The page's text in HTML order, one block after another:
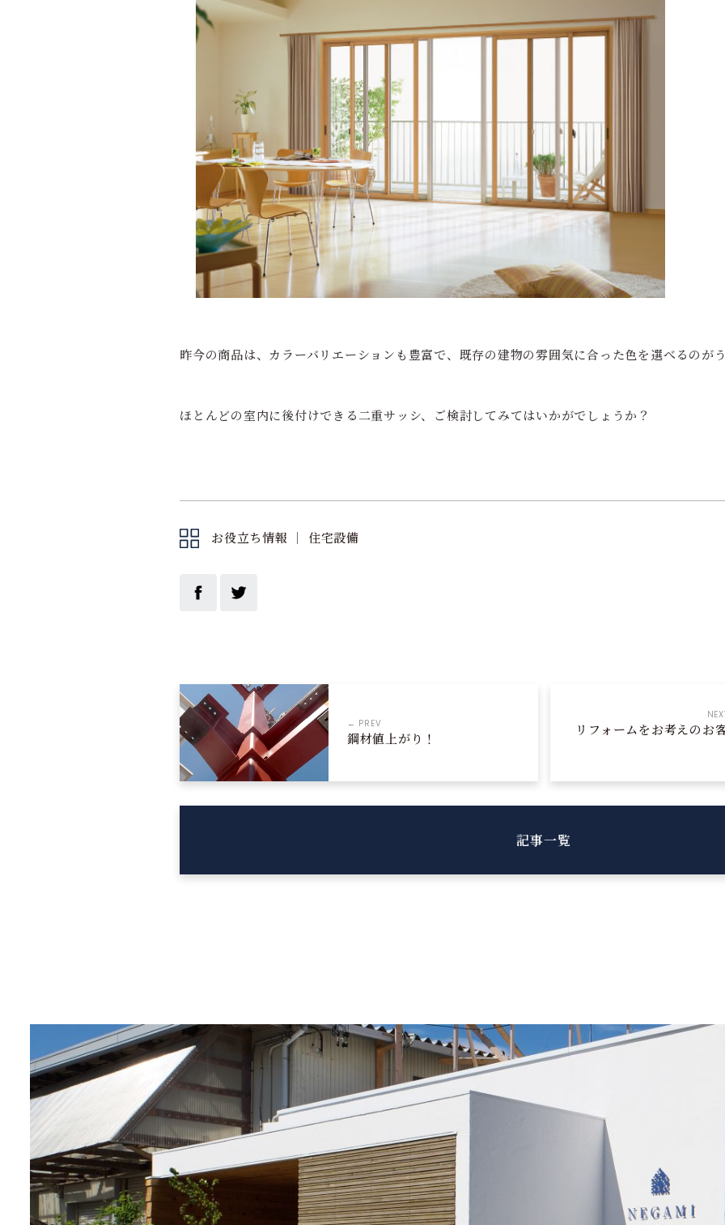
昨今の商品は、カラーバリエーションも豊富で、既存の建物の雰囲気に合った色を選べるのが
ほとんどの室内に後付けできる二重サッシ、ご検討してみてはいかがでしょうか？
お役立ち情報 ｜ 住宅設備
← PREV
鋼材値上がり！
リフォームをお考えのお
記事一覧